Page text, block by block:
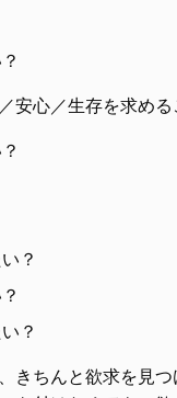
安心／生存を求める
？
？
きちんと欲求を見つ